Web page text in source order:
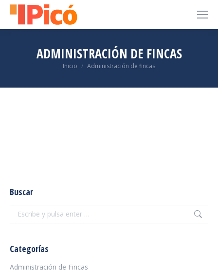
ADMINISTRACIÓN DE FINCAS
Estás aquí:
Inicio Administración de fincas
Buscar
Buscar:
Categorías
Administración de Fincas